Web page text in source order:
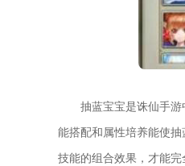
抽蓝宝宝是诛仙手
能搭配和属性培养能使
技能的组合效果，才能完